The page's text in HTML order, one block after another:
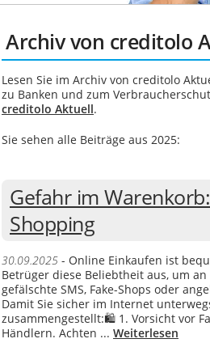
Archiv von creditolo
Lesen Sie im Archiv von creditolo
zu Banken und zum
creditolo Aktuell.
Sie sehen alle Beiträge aus 2025:
Gefahr im
Shopping
30.09.2025 - Online Einkaufen ist
Betrüger diese Beliebtheit aus, um
gefälschte SMS, Fake-Shops oder
Damit Sie sicher im Internet
zusammengestellt:🛍️ 1. Vorsicht vor
Händlern. Achten ... Weiterlesen